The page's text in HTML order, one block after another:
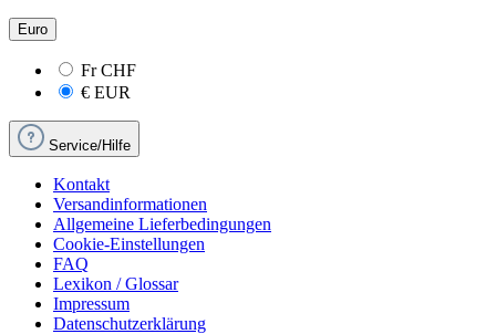
Euro
FrCHF
€ EUR
Service/Hilfe
Kontakt
Versandinformationen
Allgemeine Lieferbedingungen
Cookie-Einstellungen
FAQ
Lexikon / Glossar
Impressum
Datenschutzerklärung